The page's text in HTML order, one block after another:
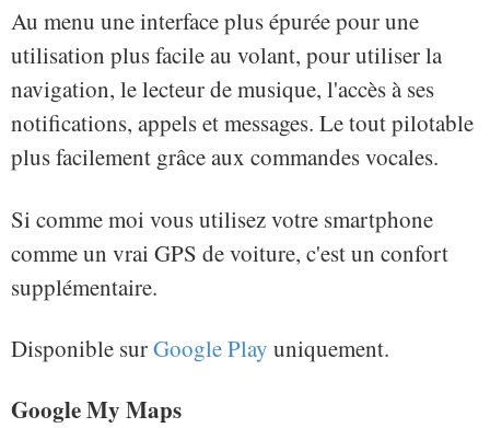
Au menu une interface plus épurée pour une
utilisation plus facile au volant, pour utiliser la
navigation, le lecteur de musique, l'accès à ses
notifications, appels et messages. Le tout pilotable
plus facilement grâce aux commandes vocales.
Si comme moi vous utilisez votre smartphone
comme un vrai GPS de voiture, c'est un confort
supplémentaire.
Disponible surGoogle Play uniquement.
Google My Maps